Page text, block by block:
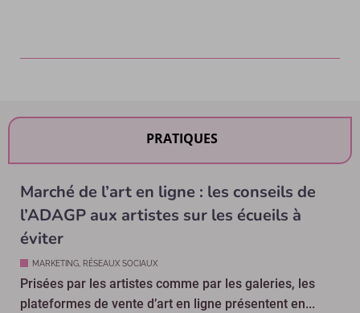
PRATIQUES
Marché de l’art en ligne : les conseils de
l’ADAGP aux artistes sur les écueils à
éviter
MARKETING, RÉSEAUX SOCIAUX
Prisées par les artistes comme par les galeries, les
plateformes de vente d’art en ligne présentent en...